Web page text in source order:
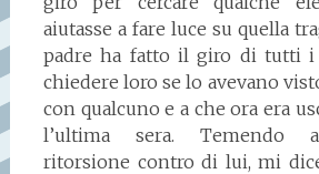
aiutasse a fare luce su quella
padre ha fatto il giro di tutti i
chiedere loro se lo avevano
con qualcuno e a che ora era
l’ultima sera. Temendo
ritorsione contro di lui, mi